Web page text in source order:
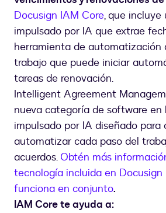
Docusign IAM Core, que
impulsado por IA que extrae
herramienta de automatización
trabajo que puede iniciar
tareas de renovación.
Intelligent Agreement
nueva categoría de software en
impulsado por IA diseñado para
automatizar cada paso del
acuerdos. Obtén más
tecnología incluida en Docusign
funciona en conjunto.
IAM Core te ayuda a: